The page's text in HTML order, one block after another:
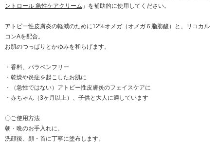
ントロール 急性ケアクリーム 」を補助的に使用してください。
アトピー性皮膚炎の軽減のために12%オメガ（オメガ６脂肪酸）と、リコカル
コンAを配合。
お肌のつっぱりとかゆみを和らげます。
・香料、パラベンフリー
・乾燥や炎症を起こしたお肌に
・（急性ではない）アトピー性皮膚炎のフェイスケアに
・赤ちゃん（3ヶ月以上）、子供と大人に適しています
〇ご使用方法
朝・晩のお手入れに。
洗顔後、顔・首に丁寧に塗布します。